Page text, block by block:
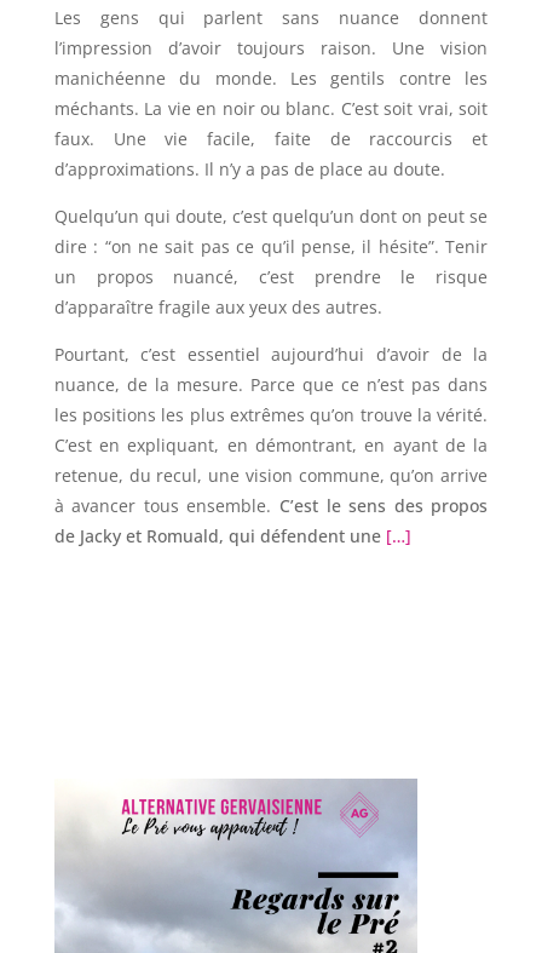
Les gens qui parlent sans nuance donnent
l’impression d’avoir toujours raison. Une vision
manichéenne du monde. Les gentils contre les
méchants. La vie en noir ou blanc. C’est soit vrai, soit
faux. Une vie facile, faite de raccourcis et
d’approximations. Il n’y a pas de place au doute.
Quelqu’un qui doute, c’est quelqu’un dont on peut se
dire : “on ne sait pas ce qu’il pense, il hésite”. Tenir
un propos nuancé, c’est prendre le risque
d’apparaître fragile aux yeux des autres.
Pourtant, c’est essentiel aujourd’hui d’avoir de la
nuance, de la mesure. Parce que ce n’est pas dans
les positions les plus extrêmes qu’on trouve la vérité.
C’est en expliquant, en démontrant, en ayant de la
retenue, du recul, une vision commune, qu’on arrive
à avancer tous ensemble. C’est le sens des propos
de Jacky et Romuald, qui défendent une […]